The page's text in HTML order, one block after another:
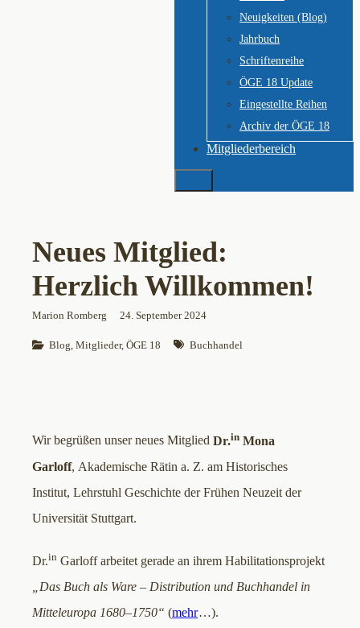
Neuigkeiten (Blog)
Jahrbuch
Schriftenreihe
ÖGE 18 Update
Eingestellte Reihen
Archiv der ÖGE 18
Mitgliederbereich
Suchen
Neues Mitglied:
Herzlich Willkommen!
Marion Romberg 24. September 2024
Blog, Mitglieder, ÖGE 18 Buchhandel
Wir begrüßen unser neues Mitglied Dr.in Mona
Garloff, Akademische Rätin a. Z. am Historisches
Institut, Lehrstuhl Geschichte der Frühen Neuzeit der
Universität Stuttgart.
Dr.in Garloff arbeitet gerade an ihrem Habilitationsprojekt
„Das Buch als Ware – Distribution und Buchhandel in
Mitteleuropa 1680–1750“ (mehr…).